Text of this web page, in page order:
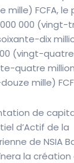
mille) FCFA, le
000 000 (vingt-
dix
(vingt-
quatre
mille)
de
d’Actif de la
de NSIA
la création